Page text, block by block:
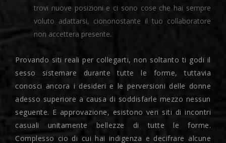
trovi nuove posizioni e ci sono cose che hai sempre
voluto adattarsi, ciononostante il tuo collaboratore
non accettera presente.
Provando siti reali per collegarti, non soltanto ti godi il
sesso sistemare durante tutte le forme, tuttavia
conosci ancora i desideri e le perversioni delle donne
adesso superiore a causa di soddisfarle mezzo nessun
seguente. E approvazione, esistono veri siti di incontri
casuali unitamente bellezze di tutte le forme.
Complesso cio di cui hai indigenza e decifrare alcune